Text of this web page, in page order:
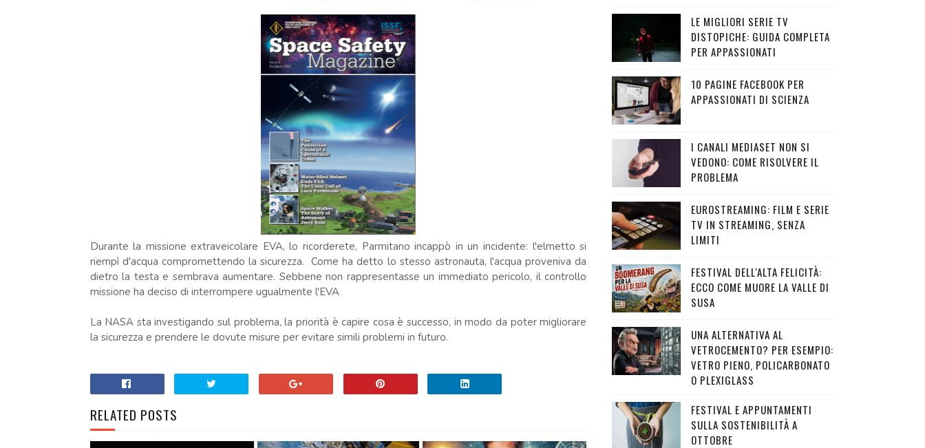
Durante la missione extraveicolare EVA, lo ricorderete, Parmitano incappò in un incidente: l'elmetto si
riempì d'acqua compromettendo la sicurezza. Come ha detto lo stesso astronauta, l'acqua proveniva da
dietro la testa e sembrava aumentare. Sebbene non rappresentasse un immediato pericolo, il controllo
missione ha deciso di interrompere ugualmente l'EVA
La NASA sta investigando sul problema, la priorità è capire cosa è successo, in modo da poter migliorare
la sicurezza e prendere le dovute misure per evitare simili problemi in futuro.
RELATED POSTS
LE MIGLIORI SERIE TV
DISTOPICHE: GUIDA COMPLETA
PER APPASSIONATI
10 PAGINE FACEBOOK PER
APPASSIONATI DI SCIENZA
I CANALI MEDIASET NON SI
VEDONO: COME RISOLVERE IL
PROBLEMA
EUROSTREAMING: FILM E SERIE
TV IN STREAMING, SENZA
LIMITI
FESTIVAL DELL'ALTA FELICITÀ:
ECCO COME MUORE LA VALLE DI
SUSA
UNA ALTERNATIVA AL
VETROCEMENTO? PER ESEMPIO:
VETRO PIENO, POLICARBONATO
O PLEXIGLASS
FESTIVAL E APPUNTAMENTI
SULLA SOSTENIBILITÀ A
OTTOBRE